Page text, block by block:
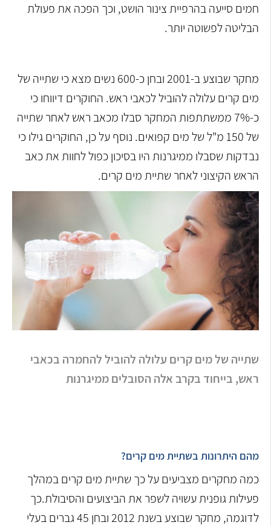
חמים סייעה בהרפיית צינור הושט, וכך הפכה את פעולת
הבליטה לפשוטה יותר.
מחקר שבוצע ב-2001 ובחן כ-600 נשים מצא כי שתייה של
מים קרים עלולה להוביל לכאבי ראש. החוקרים דיווחו כי
כ-7% ממשתתפות המחקר סבלו מכאב ראש לאחר שתייה
של 150 מ"ל של מים קפואים. נוסף על כן, החוקרים גילו כי
נבדקות שסבלו ממיגרנות היו בסיכון כפול לחוות את כאב
הראש הקיצוני לאחר שתיית מים קרים.
שתייה של מים קרים עלולה להוביל להחמרה בכאבי
ראש, בייחוד בקרב אלה הסובלים ממיגרנות
מהם היתרונות בשתיית מים קרים?
כמה מחקרים מצביעים על כך שתיית מים קרים במהלך
פעילות גופנית עשויה לשפר את הביצועים והסיבולת.כך
לדוגמה, מחקר שבוצע בשנת 2012 ובחן 45 גברים בעלי